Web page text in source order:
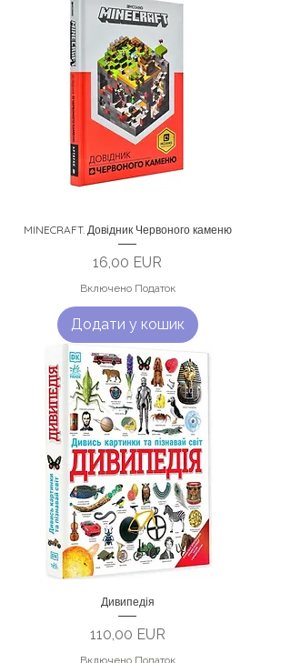
MINECRAFT. Довідник Червоного каменю
Ціна
16,00 EUR
Включено Податок
Додати у кошик
Дивипедія
Ціна
110,00 EUR
Включено Податок